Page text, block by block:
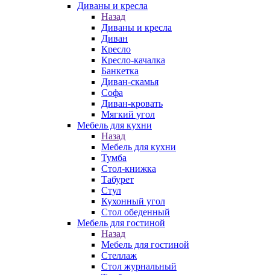
Диваны и кресла
Назад
Диваны и кресла
Диван
Кресло
Кресло-качалка
Банкетка
Диван-скамья
Софа
Диван-кровать
Мягкий угол
Мебель для кухни
Назад
Мебель для кухни
Тумба
Стол-книжка
Табурет
Стул
Кухонный угол
Стол обеденный
Мебель для гостиной
Назад
Мебель для гостиной
Стеллаж
Стол журнальный